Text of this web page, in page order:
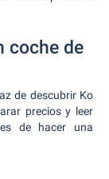
coche de
de descubrir Ko
precios y leer
de hacer una